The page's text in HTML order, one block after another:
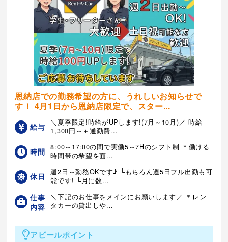
恩納店での勤務希望の方に、うれしいお知らせで
す！ 4月1日から恩納店限定で、スター...
給与
＼夏季限定!時給がUPします!(7月～10月)／ 時給
1,300円～＋通勤費...
時間
8:00～17:00の間で実働5～7Hのシフト制 ＊働ける
時間帯の希望を面...
休日
週2日～勤務OKです♪ └もちろん週5日フル出勤も可
能です! └月に数...
仕事
内容
＼下記のお仕事をメインにお願いします／ ＊レン
タカーの貸出しや...
アピールポイント